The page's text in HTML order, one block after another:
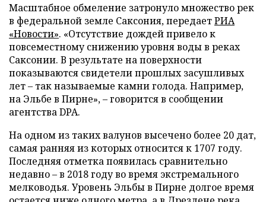
Масштабное обмеление затронуло множество рек
в федеральной земле Саксония, передаетРИА
«Новости». «Отсутствие дождей привело к
повсеместному снижению уровня воды в реках
Саксонии. В результате на поверхности
показываются свидетели прошлых засушливых
лет – так называемые камни голода. Например,
на Эльбе в Пирне», – говорится в сообщении
агентства DPA.
На одном из таких валунов высечено более 20 дат,
самая ранняя из которых относится к 1707 году.
Последняя отметка появилась сравнительно
недавно – в 2018 году во время экстремального
мелководья. Уровень Эльбы в Пирне долгое время